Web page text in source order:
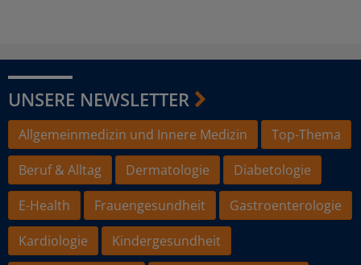
UNSERE NEWSLETTER
Allgemeinmedizin und Innere Medizin
Top-Thema
Beruf & Alltag
Dermatologie
Diabetologie
E-Health
Frauengesundheit
Gastroenterologie
Kardiologie
Kindergesundheit